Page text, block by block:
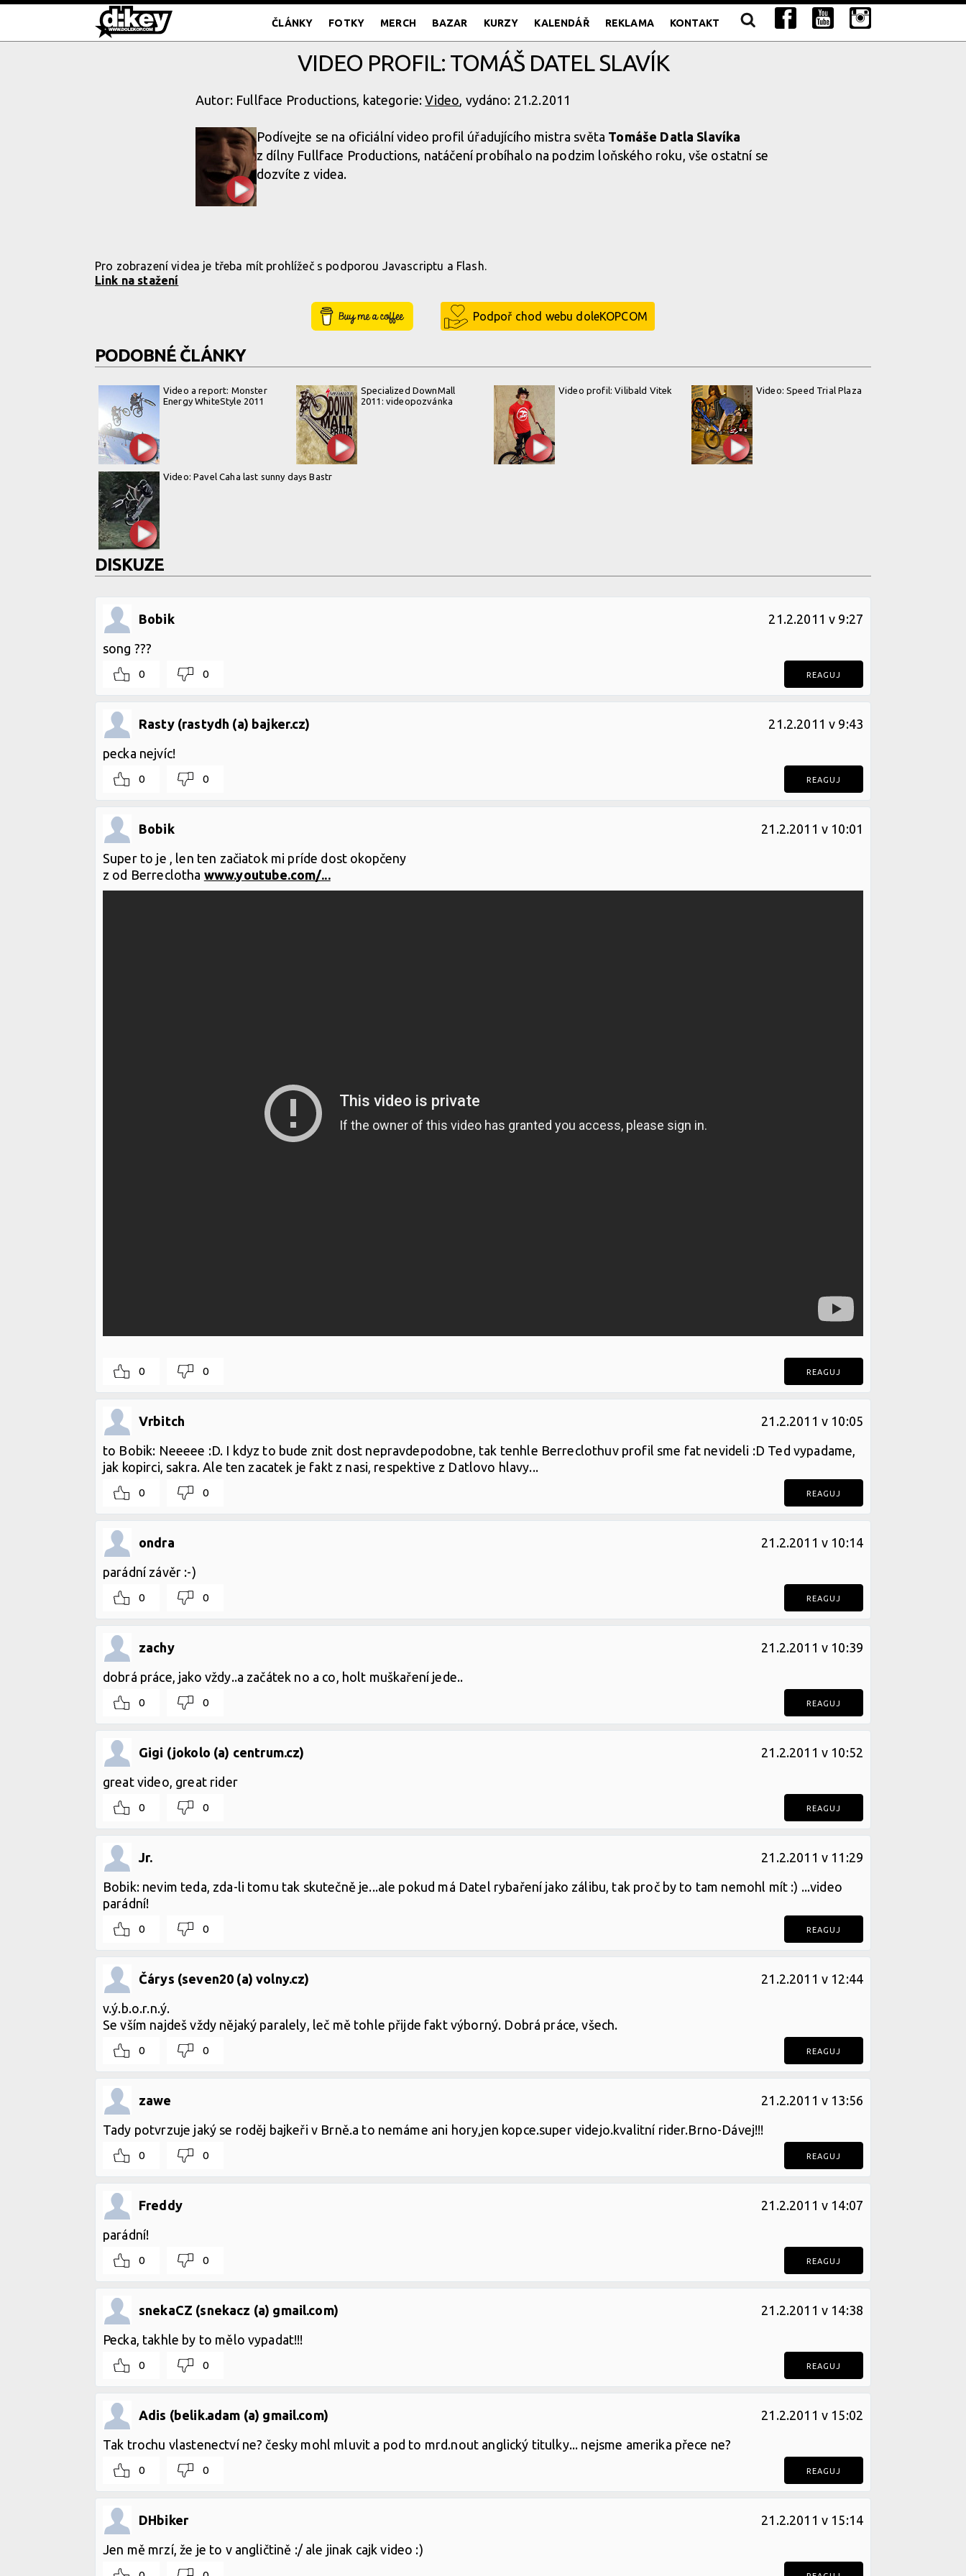
ČLÁNKY FOTKY MERCH BAZAR KURZY KALENDÁŘ REKLAMA KONTAKT
VIDEO PROFIL: TOMÁŠ DATEL SLAVÍK
Autor: Fullface Productions, kategorie:Video, vydáno: 21.2.2011
Podívejte se na oficiální video profil úřadujícího mistra světa Tomáše Datla Slavíka
z dílny Fullface Productions, natáčení probíhalo na podzim loňského roku, vše ostatní se
dozvíte z videa.
Pro zobrazení videa je třeba mít prohlížeč s podporou Javascriptu a Flash.
Link na stažení
Buy Me a Coffee Podpoř chod webu doleKOPCOM
PODOBNÉ ČLÁNKY
Video a report: Monster
Energy WhiteStyle 2011
Specialized DownMall
2011: videopozvánka
Video profil: Vilibald Vitek Video: Speed Trial Plaza
Video: Pavel Caha last sunny days Bastr
DISKUZE
Bobik 21.2.2011 v 9:27
song ???
0 0 REAGUJ
Rasty (rastydh (a) bajker.cz) 21.2.2011 v 9:43
pecka nejvíc!
0 0 REAGUJ
Bobik 21.2.2011 v 10:01
Super to je , len ten začiatok mi príde dost okopčeny
z od Berreclotha www.youtube.com/...
0 0 REAGUJ
Vrbitch 21.2.2011 v 10:05
to Bobik: Neeeee :D. I kdyz to bude znit dost nepravdepodobne, tak tenhle Berreclothuv profil sme fat nevideli :D Ted vypadame,
jak kopirci, sakra. Ale ten zacatek je fakt z nasi, respektive z Datlovo hlavy...
0 0 REAGUJ
ondra 21.2.2011 v 10:14
parádní závěr :-)
0 0 REAGUJ
zachy 21.2.2011 v 10:39
dobrá práce, jako vždy..a začátek no a co, holt muškaření jede..
0 0 REAGUJ
Gigi (jokolo (a) centrum.cz) 21.2.2011 v 10:52
great video, great rider
0 0 REAGUJ
Jr. 21.2.2011 v 11:29
Bobik: nevim teda, zda-li tomu tak skutečně je...ale pokud má Datel rybaření jako zálibu, tak proč by to tam nemohl mít :) ...video
parádní!
0 0 REAGUJ
Čárys (seven20 (a) volny.cz) 21.2.2011 v 12:44
v.ý.b.o.r.n.ý.
Se vším najdeš vždy nějaký paralely, leč mě tohle přijde fakt výborný. Dobrá práce, všech.
0 0 REAGUJ
zawe 21.2.2011 v 13:56
Tady potvrzuje jaký se roděj bajkeři v Brně.a to nemáme ani hory,jen kopce.super videjo.kvalitní rider.Brno-Dávej!!!
0 0 REAGUJ
Freddy 21.2.2011 v 14:07
parádní!
0 0 REAGUJ
snekaCZ (snekacz (a) gmail.com) 21.2.2011 v 14:38
Pecka, takhle by to mělo vypadat!!!
0 0 REAGUJ
Adis (belik.adam (a) gmail.com) 21.2.2011 v 15:02
Tak trochu vlastenectví ne? česky mohl mluvit a pod to mrd.nout anglický titulky... nejsme amerika přece ne?
0 0 REAGUJ
DHbiker 21.2.2011 v 15:14
Jen mě mrzí, že je to v angličtině :/ ale jinak cajk video :)